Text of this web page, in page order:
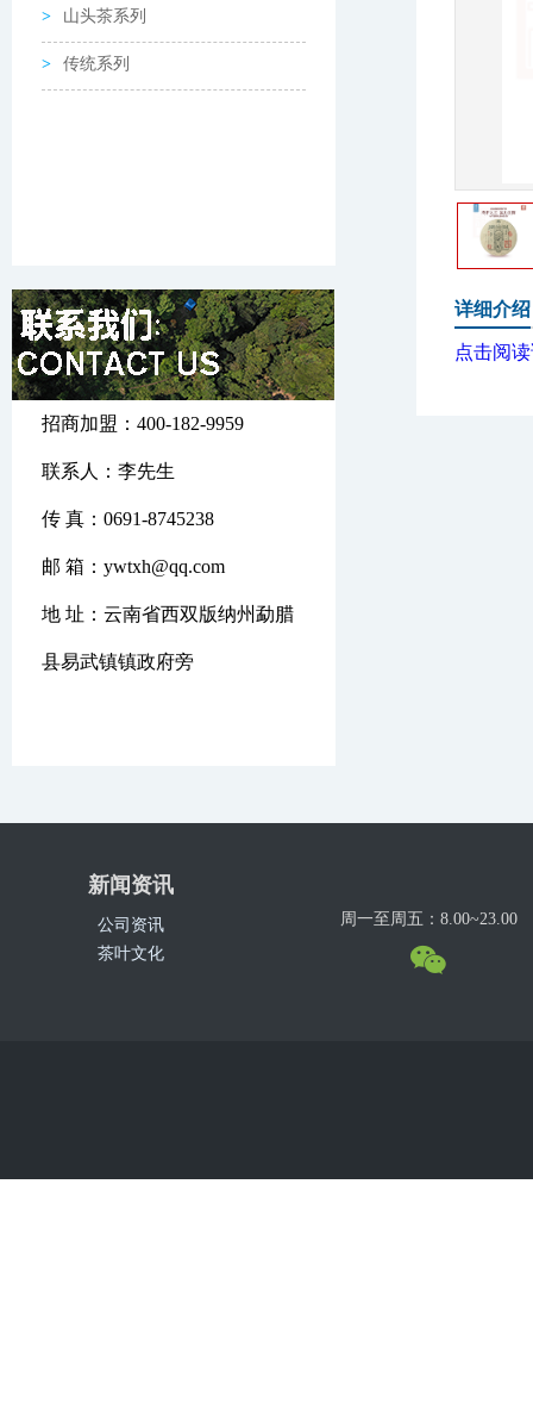
山头茶系列
传统系列
招商加盟：400-182-9959
联系人：李先生
传 真：0691-8745238
邮 箱：ywtxh@qq.com
地 址：云南省西双版纳州勐腊
县易武镇镇政府旁
详细介绍
点击阅
新闻资讯
公司资讯
茶叶文化
周一至周五：8.00~23.00